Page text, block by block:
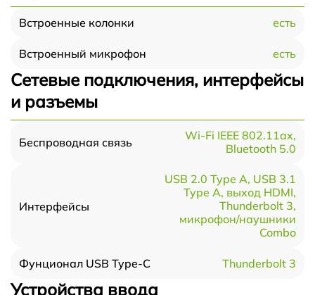
Встроенные колонки есть
Встроенный микрофон есть
Сетевые подключения, интерфейсы
и разъемы
Беспроводная связь
Wi-Fi IEEE 802.11ax,
Bluetooth 5.0
Интерфейсы
USB 2.0 Type A, USB 3.1
Type A, выход HDMI,
Thunderbolt 3,
микрофон/наушники
Combo
Фунционал USB Type-C Thunderbolt 3
Устройства ввода